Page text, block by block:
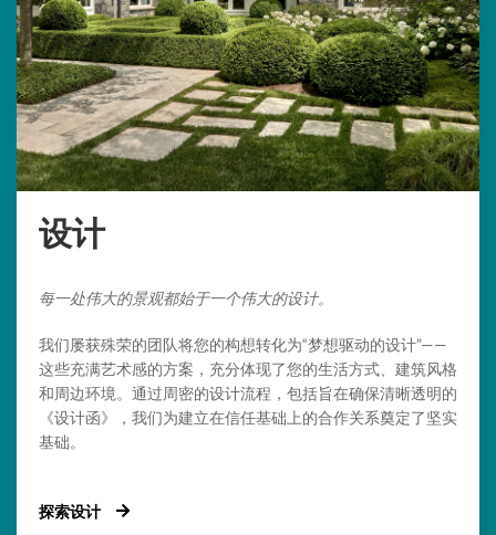
设计
每一处伟大的景观都始于一个伟大的设计。
我们屡获殊荣的团队将您的构想转化为“梦想驱动的设计”——
这些充满艺术感的方案，充分体现了您的生活方式、建筑风格
和周边环境。通过周密的设计流程，包括旨在确保清晰透明的
《设计函》，我们为建立在信任基础上的合作关系奠定了坚实
基础。
探索设计